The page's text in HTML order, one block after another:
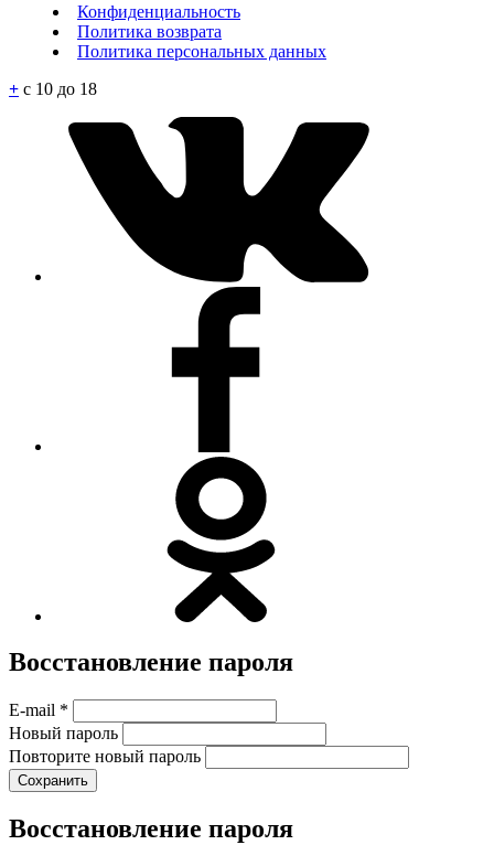
Конфиденциальность
Политика возврата
Политика персональных данных
+ c 10 до 18
Восстановление пароля
E-mail *
Новый пароль
Повторите новый пароль
Восстановление пароля